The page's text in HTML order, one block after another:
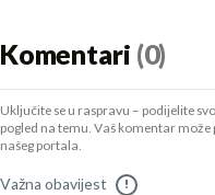
Komentari (0)
Uključite se u raspravu – podijelite
pogled na temu. Vaš komentar
našeg portala.
Važna obavijest !